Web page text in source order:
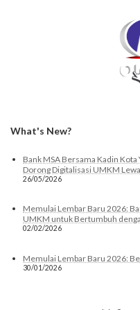
What's New?
Bank MSA Bersama Kadin
Dorong Digitalisasi UMKM
26/05/2026
Memulai Lembar Baru 2026:
UMKM untuk Bertumbuh
02/02/2026
Memulai Lembar Baru 2026:
30/01/2026